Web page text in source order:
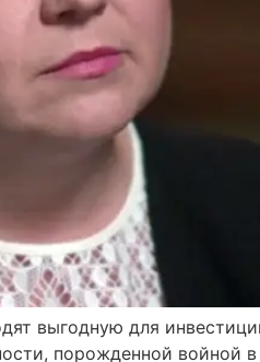
выгодную для
порожденной войной